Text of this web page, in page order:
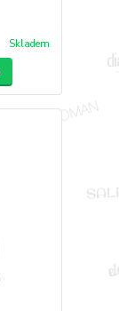
Skladem